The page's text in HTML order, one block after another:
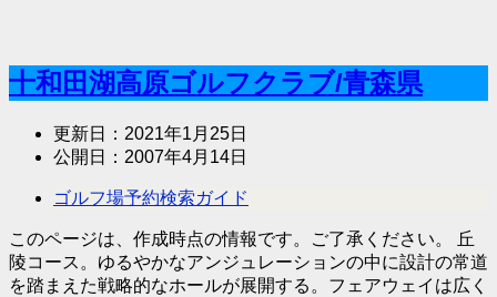
十和田湖高原ゴルフクラブ/青森県
更新日： 2021年1月25日
公開日： 2007年4月14日
ゴルフ場予約検索ガイド
このページは、作成時点の情報です。ご了承ください。 丘
陵コース。ゆるやかなアンジュレーションの中に設計の常道
を踏まえた戦略的なホールが展開する。フェアウェイは広く